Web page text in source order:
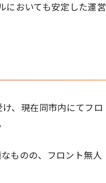
においても安定した運営
、現在同市内にてフロ
ものの、フロント無人